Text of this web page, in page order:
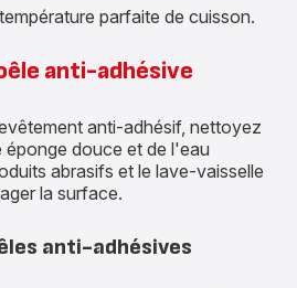
parfaite de cuisson.
anti-adhésive
anti-adhésif, nettoyez
douce et de l'eau
abrasifs et le lave-vaisselle
la surface.
anti-adhésives